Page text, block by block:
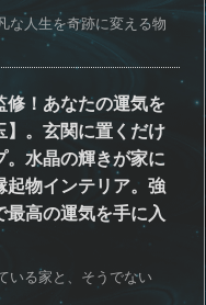
な人生を奇跡に変える物
修！あなたの運気を
】。玄関に置くだけ
水晶の輝きが家に
起物インテリア。強
最高の運気を手に入
いる家と、そうでない